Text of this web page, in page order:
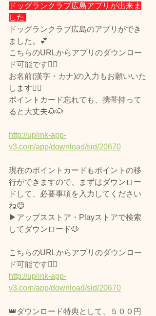
ドッグランクラブ広島アプリが出来ま
した
ドッグランクラブ広島のアプリができ
ました。💕
こちらのURLからアプリのダウンロー
ド可能です🙆‍♀️
お名前(漢字・カナ)の入力もお願いいた
します🙇‍♀️
ポイントカード忘れても、携帯持って
ると大丈夫🐶🐶
http://uplink-app-
v3.com/app/download/sid/20670
現在のポイントカードもポイントの移
行ができますので、まずはダウンロー
ドして、必要事項を入力してください
ね😊
▶アップスストア・Playストアで検索
してダウンロード🐶
こちらのURLからアプリのダウンロー
ド可能です🙆‍♀️
http://uplink-app-
v3.com/app/download/sid/20670
👑ダウンロード特典として、５００円